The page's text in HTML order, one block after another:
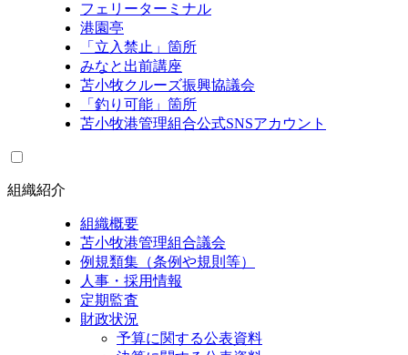
フェリーターミナル
港園亭
「立入禁止」箇所
みなと出前講座
苫小牧クルーズ振興協議会
「釣り可能」箇所
苫小牧港管理組合公式SNSアカウント
組織紹介
組織概要
苫小牧港管理組合議会
例規類集（条例や規則等）
人事・採用情報
定期監査
財政状況
予算に関する公表資料